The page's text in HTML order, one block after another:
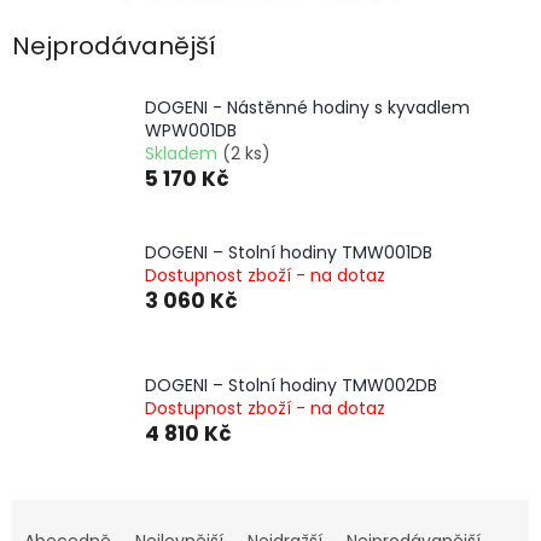
Nejprodávanější
DOGENI - Nástěnné hodiny s kyvadlem
WPW001DB
Skladem (2 ks)
5 170 Kč
DOGENI – Stolní hodiny TMW001DB
Dostupnost zboží - na dotaz
3 060 Kč
DOGENI – Stolní hodiny TMW002DB
Dostupnost zboží - na dotaz
4 810 Kč